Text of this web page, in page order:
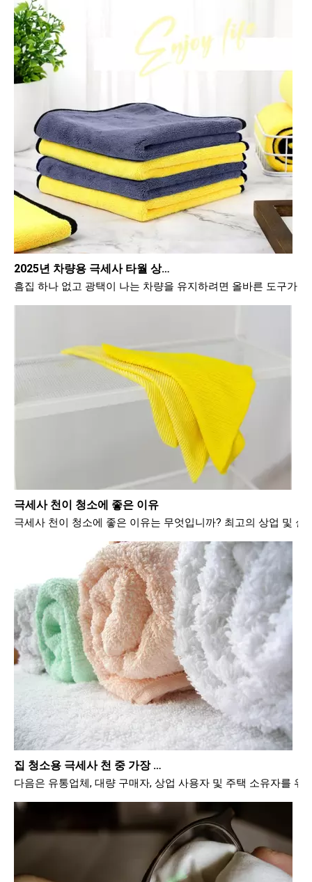
흠집 하나 없고 광택이 나는 차량을 유지하려면 올바른 도구가
극세사 천이 청소에 좋은 이유는 무엇입니까? 최고의 상업 및
집 청소용 극세사 천 중 가장 좋아하는 브랜드는 무엇입니까?
다음은 유통업체, 대량 구매자, 상업 사용자 및 주택 소유자를 위